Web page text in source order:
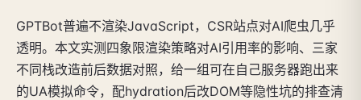
GPTBot普遍不渲染JavaScript，CSR站点对AI爬虫几乎
透明。本文实测四象限渲染策略对AI引用率的影响、三家
不同栈改造前后数据对照，给一组可在自己服务器跑出来
的UA模拟命令，配hydration后改DOM等隐性坑的排查清